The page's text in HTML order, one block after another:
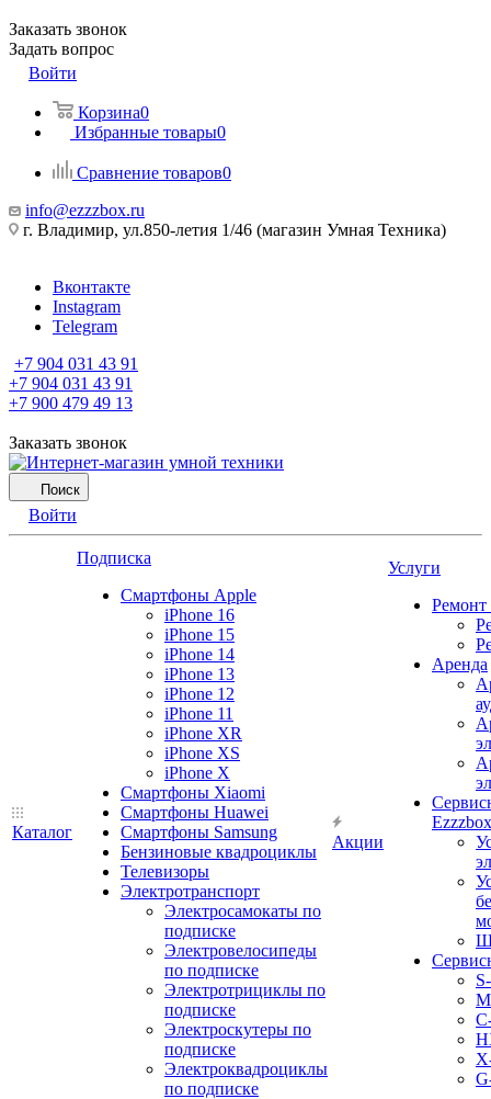
Заказать звонок
Задать вопрос
Войти
Корзина0
Избранные товары0
Сравнение товаров0
info@ezzzbox.ru
г. Владимир, ул.850-летия 1/46 (магазин Умная Техника)
Вконтакте
Instagram
Telegram
+7 904 031 43 91
+7 904 031 43 91
+7 900 479 49 13
Заказать звонок
Поиск
Войти
Каталог
Подписка
Смартфоны Apple
iPhone 16
iPhone 15
iPhone 14
iPhone 13
iPhone 12
iPhone 11
iPhone XR
iPhone XS
iPhone X
Смартфоны Xiaomi
Смартфоны Huawei
Смартфоны Samsung
Бензиновые квадроциклы
Телевизоры
Электротранспорт
Электросамокаты по
подписке
Электровелосипеды
по подписке
Электротрициклы по
подписке
Электроскутеры по
подписке
Электроквадроциклы
по подписке
Акции
Услуги
Ремонт
Аренда
Ezzzbox